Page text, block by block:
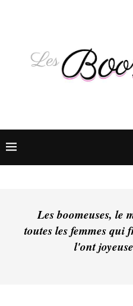
Les boomeuses, le
toutes les femmes
l'ont